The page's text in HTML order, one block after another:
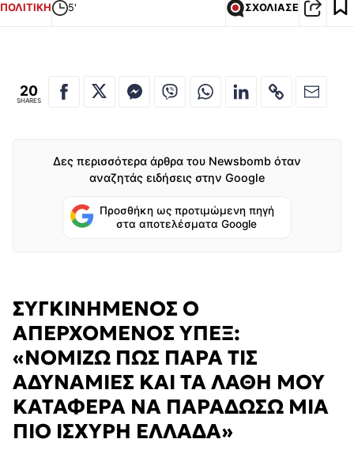
ΠΟΛΙΤΙΚΗ 5' ΣΧΟΛΙΑΣΕ
20
SHARES
Δες περισσότερα άρθρα του Newsbomb όταν
αναζητάς ειδήσεις στην Google
Προσθήκη ως προτιμώμενη πηγή
στα αποτελέσματα Google
ΣΥΓΚΙΝΗΜΕΝΟΣ Ο
ΑΠΕΡΧΟΜΕΝΟΣ ΥΠΕΞ:
«ΝΟΜΙΖΩ ΠΩΣ ΠΑΡΑ ΤΙΣ
ΑΔΥΝΑΜΙΕΣ ΚΑΙ ΤΑ ΛΑΘΗ ΜΟΥ
ΚΑΤΑΦΕΡΑ ΝΑ ΠΑΡΑΔΩΣΩ ΜΙΑ
ΠΙΟ ΙΣΧΥΡΗ ΕΛΛΑΔΑ»